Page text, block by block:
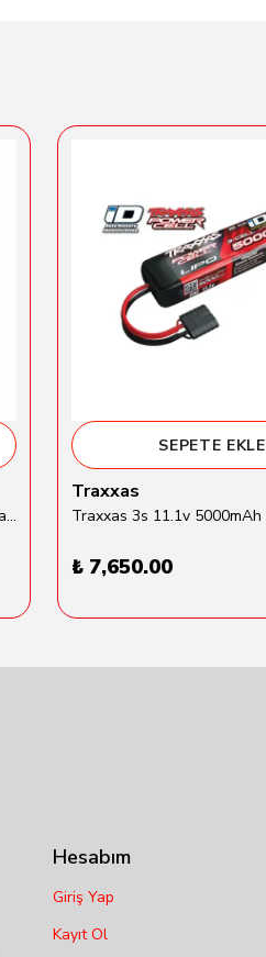
DXF Power 14.8V 4s 7500mAh 80C Hardcase Lipo Batarya
SEPETE EKLE
Traxxas
₺ 7,650.00
Hesabım
Giriş Yap
Kayıt Ol